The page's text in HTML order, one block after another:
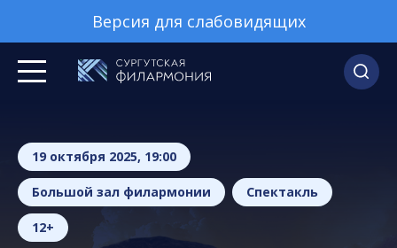
Версия для слабовидящих
19 октября 2025, 19:00
Большой зал филармонии Спектакль
12+